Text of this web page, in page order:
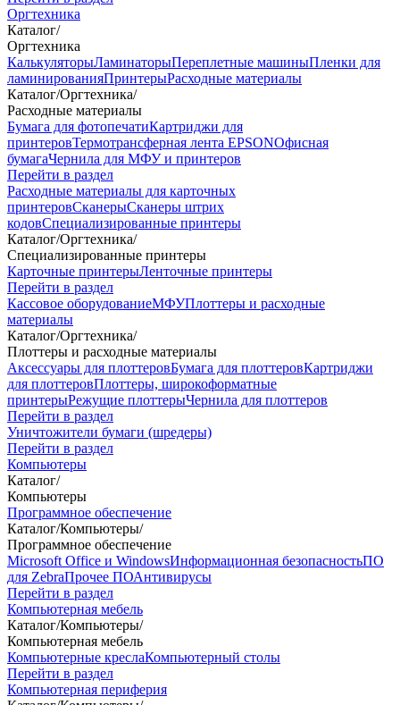
Оргтехника
Каталог/
Оргтехника
КалькуляторыЛаминаторыПереплетные машиныПленки для
ламинированияПринтерыРасходные материалы
Каталог/Оргтехника/
Расходные материалы
Бумага для фотопечатиКартриджи для
принтеровТермотрансферная лента EPSONОфисная
бумагаЧернила для МФУ и принтеров
Перейти в раздел
Расходные материалы для карточных
принтеровСканерыСканеры штрих
кодовСпециализированные принтеры
Каталог/Оргтехника/
Специализированные принтеры
Карточные принтерыЛенточные принтеры
Перейти в раздел
Кассовое оборудованиеМФУПлоттеры и расходные
материалы
Каталог/Оргтехника/
Плоттеры и расходные материалы
Аксессуары для плоттеровБумага для плоттеровКартриджи
для плоттеровПлоттеры, широкоформатные
принтерыРежущие плоттерыЧернила для плоттеров
Перейти в раздел
Уничтожители бумаги (шредеры)
Перейти в раздел
Компьютеры
Каталог/
Компьютеры
Программное обеспечение
Каталог/Компьютеры/
Программное обеспечение
Microsoft Office и WindowsИнформационная безопасностьПО
для ZebraПрочее ПОАнтивирусы
Перейти в раздел
Компьютерная мебель
Каталог/Компьютеры/
Компьютерная мебель
Компьютерные креслаКомпьютерный столы
Перейти в раздел
Компьютерная периферия